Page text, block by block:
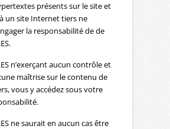
présents sur le site et
un site Internet tiers ne
la responsabilité de de
n’exerçant aucun contrôle et
maîtrise sur le contenu de
vous y accédez sous votre
ne saurait en aucun cas être